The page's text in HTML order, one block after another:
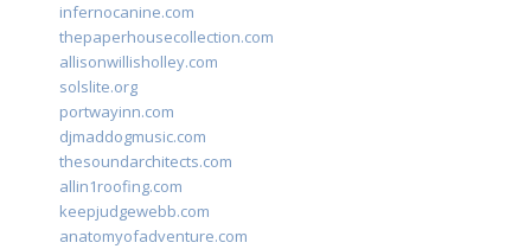
infernocanine.com
thepaperhousecollection.com
allisonwillisholley.com
solslite.org
portwayinn.com
djmaddogmusic.com
thesoundarchitects.com
allin1roofing.com
keepjudgewebb.com
anatomyofadventure.com